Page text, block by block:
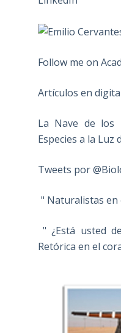
Follow me on
Artículos en
La Nave de los
Especies a la Luz
Tweets por
" Naturalistas en
" ¿Está usted
Retórica en el